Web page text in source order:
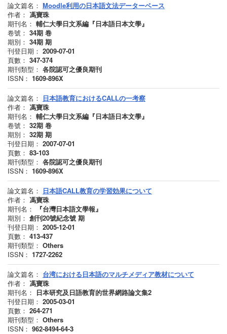
論文篇名： Moodle利用の日本語文法データーベース
作者： 馮寶珠
期刊名： 輔仁大學日文系編『日本語日本文學』
卷號： 34期 卷
期別： 34期 期
刊登日期： 2009-07-01
頁數： 347-374
期刊類型： 各院認可之優良期刊
ISSN： 1609-896X
論文篇名： 日本語教育におけるCALLの一考察
作者： 馮寶珠
期刊名： 輔仁大學日文系編『日本語日本文學』
卷號： 32期 卷
期別： 32期 期
刊登日期： 2007-07-01
頁數： 83-103
期刊類型： 各院認可之優良期刊
ISSN： 1609-896X
論文篇名： 日本語CALL教育の学習効果について
作者： 馮寶珠
期刊名：
『台灣日本語文學報』
期別： 創刊20號紀念號 期
刊登日期： 2005-12-01
頁數： 413-437
期刊類型： Others
ISSN： 1727-2262
論文篇名： 台湾における日本語のマルチメディア教材について
作者： 馮寶珠
期刊名： 日本研究及日語教育的世界網路論文集2
刊登日期： 2005-03-01
頁數： 264-271
期刊類型： Others
ISSN： 962-8494-64-3